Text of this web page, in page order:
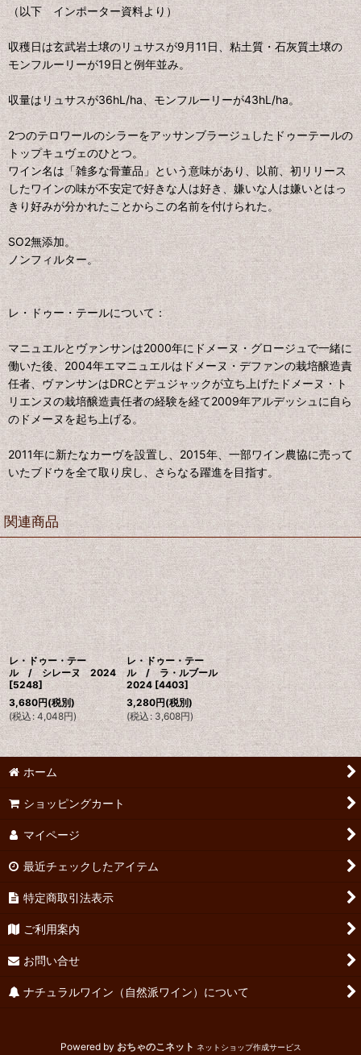
（以下 インポーター資料より）
収穫日は玄武岩土壌のリュサスが9月11日、粘土質・石灰質土壌の
モンフルーリーが19日と例年並み。
収量はリュサスが36hL/ha、モンフルーリーが43hL/ha。
2つのテロワールのシラーをアッサンブラージュしたドゥーテールの
トップキュヴェのひとつ。
ワイン名は「雑多な骨董品」という意味があり、以前、初リリース
したワインの味が不安定で好きな人は好き、嫌いな人は嫌いとはっ
きり好みが分かれたことからこの名前を付けられた。
SO2無添加。
ノンフィルター。
レ・ドゥー・テールについて：
マニュエルとヴァンサンは2000年にドメーヌ・グロージュで一緒に
働いた後、2004年エマニュエルはドメーヌ・デファンの栽培醸造責
任者、ヴァンサンはDRCとデュジャックが立ち上げたドメーヌ・ト
リエンヌの栽培醸造責任者の経験を経て2009年アルデッシュに自ら
のドメーヌを起ち上げる。
2011年に新たなカーヴを設置し、2015年、一部ワイン農協に売って
いたブドウを全て取り戻し、さらなる躍進を目指す。
関連商品
レ・ドゥー・テー
ル / シレーヌ 2024
[5248]
3,680円(税別)
(税込: 4,048円)
レ・ドゥー・テー
ル / ラ・ルブール
2024 [4403]
3,280円(税別)
(税込 : 3,608円)
ホーム
ショッピングカート
マイページ
最近チェックしたアイテム
特定商取引法表示
ご利用案内
お問い合せ
ナチュラルワイン（自然派ワイン）について
Powered by おちゃのこネット ネットショップ作成サービス